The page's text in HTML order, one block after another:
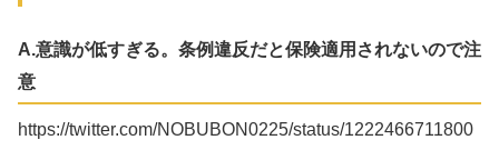
A.意識が低すぎる。条例違反だと保険適用されないので注
意
https://twitter.com/NOBUBON0225/status/1222466711800